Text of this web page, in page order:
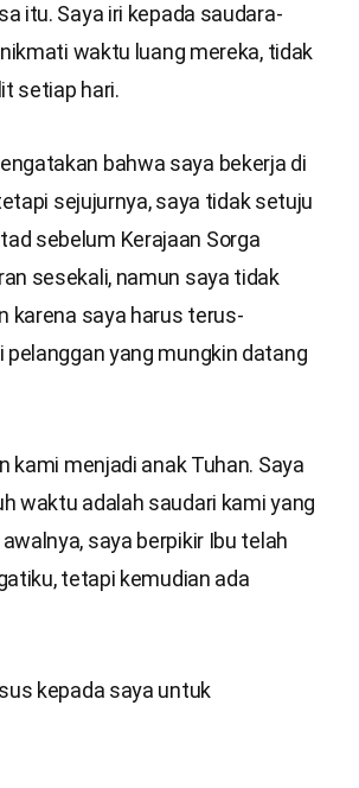
itu. Saya iri kepada saudara-
waktu luang mereka, tidak
setiap hari.
bahwa saya bekerja di
sejujurnya, saya tidak setuju
sebelum Kerajaan Sorga
sesekali, namun saya tidak
karena saya harus terus-
yang mungkin datang
kami menjadi anak Tuhan. Saya
waktu adalah saudari kami yang
saya berpikir Ibu telah
tetapi kemudian ada
kepada saya untuk